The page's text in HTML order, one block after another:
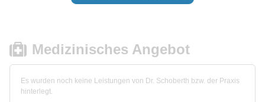
Medizinisches Angebot
Es wurden noch keine Leistungen von Dr. Schoberth bzw. der Praxis
hinterlegt.